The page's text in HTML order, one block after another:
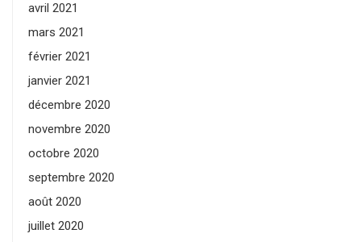
avril 2021
mars 2021
février 2021
janvier 2021
décembre 2020
novembre 2020
octobre 2020
septembre 2020
août 2020
juillet 2020